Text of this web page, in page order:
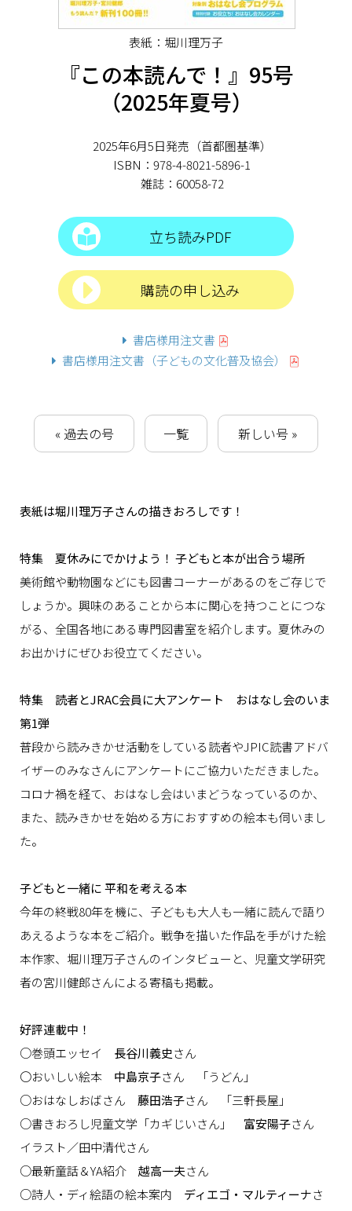
表紙：堀川理万子
『この本読んで！』95号
（2025年夏号）
2025年6月5日発売（首都圏基準）
ISBN：978-4-8021-5896-1
雑誌：60058-72
立ち読みPDF
購読の申し込み
書店様用注文書
書店様用注文書（子どもの文化普及協会）
« 過去の号 一覧 新しい号 »
表紙は堀川理万子さんの描きおろしです！
特集 夏休みにでかけよう！ 子どもと本が出合う場所
美術館や動物園などにも図書コーナーがあるのをご存じで
しょうか。興味のあることから本に関心を持つことにつな
がる、全国各地にある専門図書室を紹介します。夏休みの
お出かけにぜひお役立てください。
特集 読者とJRAC会員に大アンケート おはなし会のいま
第1弾
普段から読みきかせ活動をしている読者やJPIC読書アドバ
イザーのみなさんにアンケートにご協力いただきました。
コロナ禍を経て、おはなし会はいまどうなっているのか、
また、読みきかせを始める方におすすめの絵本も伺いまし
た。
子どもと一緒に 平和を考える本
今年の終戦80年を機に、子どもも大人も一緒に読んで語り
あえるような本をご紹介。戦争を描いた作品を手がけた絵
本作家、堀川理万子さんのインタビューと、児童文学研究
者の宮川健郎さんによる寄稿も掲載。
好評連載中！
○巻頭エッセイ 長谷川義史さん
〇おいしい絵本 中島京子さん 「うどん」
○おはなしおばさん藤田浩子さん 「三軒長屋」
○書きおろし児童文学「カギじいさん」 富安陽子さん
イラスト／田中清代さん
○最新童話＆YA紹介越高一夫さん
○詩人・ディ絵語の絵本案内 ディエゴ・マルティーナさ